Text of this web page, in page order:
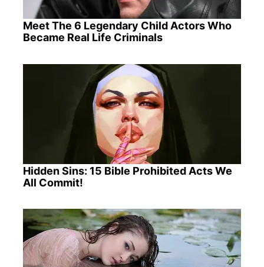
Meet The 6 Legendary Child Actors Who
Became Real Life Criminals
Hidden Sins: 15 Bible Prohibited Acts We
All Commit!